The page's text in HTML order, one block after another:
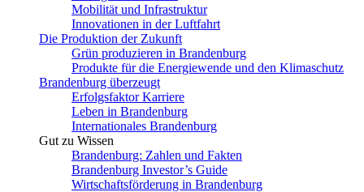
Mobilität und Infrastruktur
Innovationen in der Luftfahrt
Die Produktion der Zukunft
Grün produzieren in Brandenburg
Produkte für die Energiewende und den Klimaschutz
Brandenburg überzeugt
Erfolgsfaktor Karriere
Leben in Brandenburg
Internationales Brandenburg
Gut zu Wissen
Brandenburg: Zahlen und Fakten
Brandenburg Investor’s Guide
Wirtschaftsförderung in Brandenburg